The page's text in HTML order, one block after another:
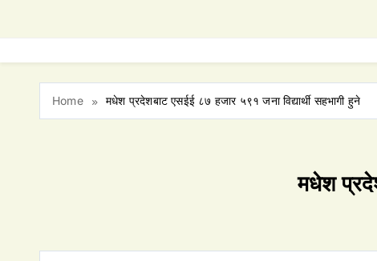
Home मधेश प्रदेशबाट एसईई ८७ हजार ५९१ जना विद्यार्थी सहभागी हुने
मधेश